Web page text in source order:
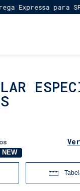
para SP -
NOVO
NEW